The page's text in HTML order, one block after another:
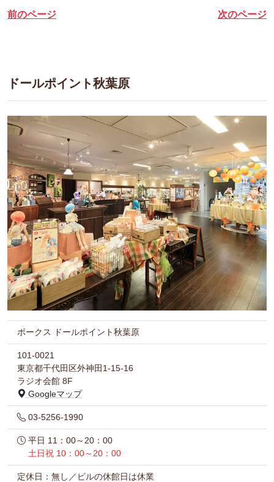
前のページ 次のページ
ドールポイント秋葉原
ボークス ドールポイント秋葉原
101-0021
東京都千代田区外神田1-15-16
ラジオ会館 8F
Googleマップ
03-5256-1990
平日 11：00～20：00
土日祝 10：00～20：00
定休日：無し／ビルの休館日は休業